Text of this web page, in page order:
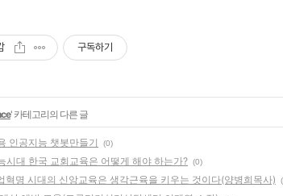
구독하기
' 카테고리의 다른 글
인공지능 챗봇만들기 (0)
시대 한국 교회교육은 어떻게 해야 하는가? (0)
혁명 시대의 신앙교육은 생각근육을 키우는 것이다(양병희목사)